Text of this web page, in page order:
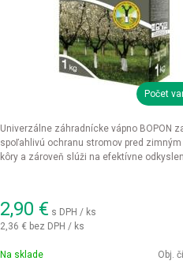
Počet
Univerzálne záhradnícke vápno BOPON
spoľahlivú ochranu stromov pred
kôry a zároveň slúži na efektívne
2,90 € s DPH / ks
2,36 € bez DPH / ks
Na sklade Obj.